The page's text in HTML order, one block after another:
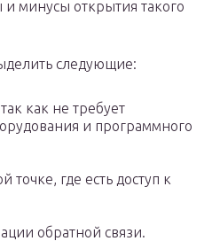
минусы открытия такого
следующие:
как не требует
и программного
точке, где есть доступ к
обратной связи.